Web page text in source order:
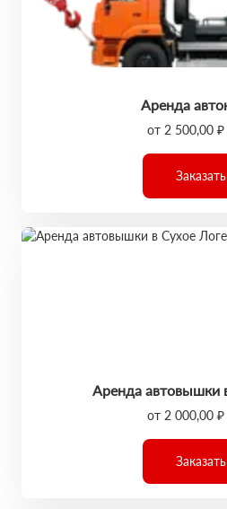
Аренда
от 2 500,00 ₽
Заказать
Аренда автовышки
от 2 000,00 ₽
Заказать